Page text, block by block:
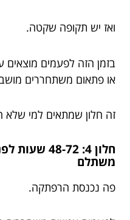
ואז יש תקופה שקטה.
בזמן הזה לפעמים מוצאים
או פתאום משתחררים
זה חלון שמתאים למי שלא
חלון 4: 48-
משתלם
פה נכנסת הרפתקה.